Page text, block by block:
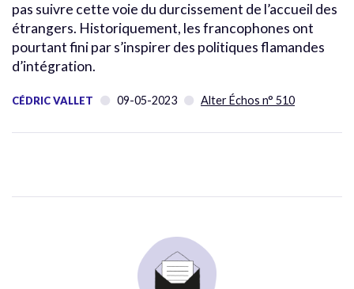
pas suivre cette voie du durcissement de l’accueil des
étrangers. Historiquement, les francophones ont
pourtant fini par s’inspirer des politiques flamandes
d’intégration.
CÉDRIC VALLET 09-05-2023 Alter Échos n° 510